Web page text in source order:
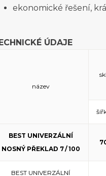
ekonomické řešení,
ÚDAJE
název
BEST UNIVERZÁLNÍ
NOSNÝ PŘEKLAD 7 / 100
BEST UNIVERZÁLNÍ